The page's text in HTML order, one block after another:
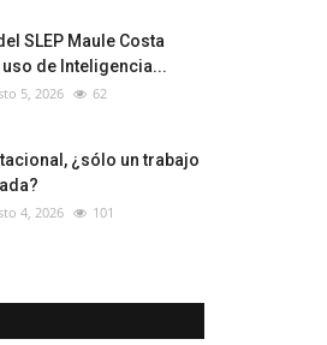
SLEP Maule Costa
de Inteligencia...
5, 2026 62
¿sólo un trabajo
4, 2026 101